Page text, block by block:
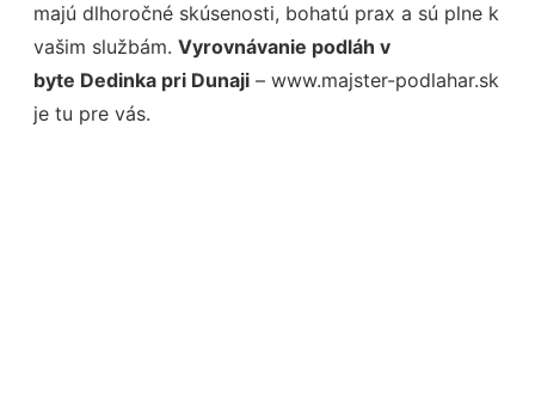
majú dlhoročné skúsenosti, bohatú prax a sú plne k
vašim službám. Vyrovnávanie podláh v
byte Dedinka pri Dunaji – www.majster-podlahar.sk
je tu pre vás.